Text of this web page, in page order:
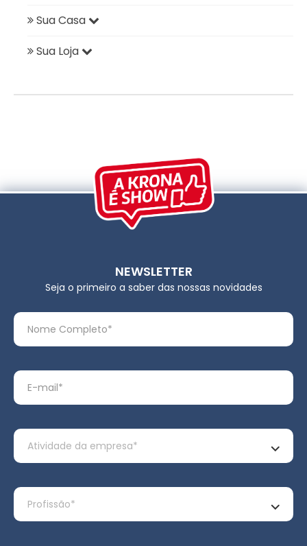
Sua Casa
Sua Loja
NEWSLETTER
Seja o primeiro a saber das nossas novidades